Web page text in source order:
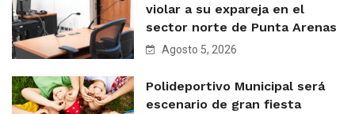
violar a su expareja en el
sector norte de Punta Arenas
Agosto 5, 2026
Polideportivo Municipal será
escenario de gran fiesta